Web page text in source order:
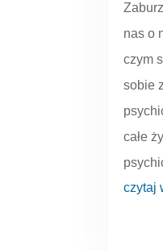
nas o
czym
sobie
całe
czytaj